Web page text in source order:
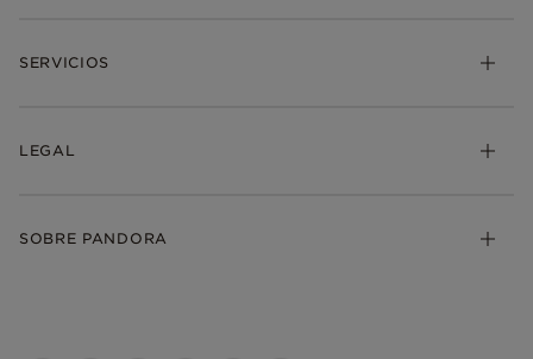
SERVICIOS
LEGAL
SOBRE PANDORA